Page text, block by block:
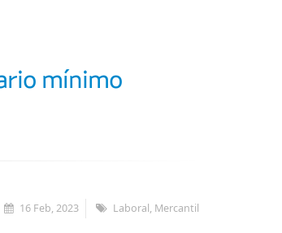
mínimo
16 Feb, 2023 Laboral, Mercantil